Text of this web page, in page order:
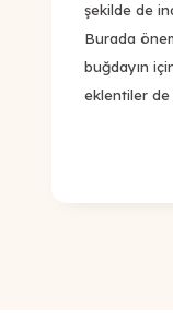
şekilde de
Burada
buğdayın
eklentiler